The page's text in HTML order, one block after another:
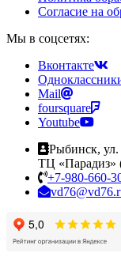
Согласие на
Мы в соцсетях:
Вконтакте
Mail
foursquare
Youtube
Рыбинск, ул.
ТЦ «Парадиз»
+7-980-660-